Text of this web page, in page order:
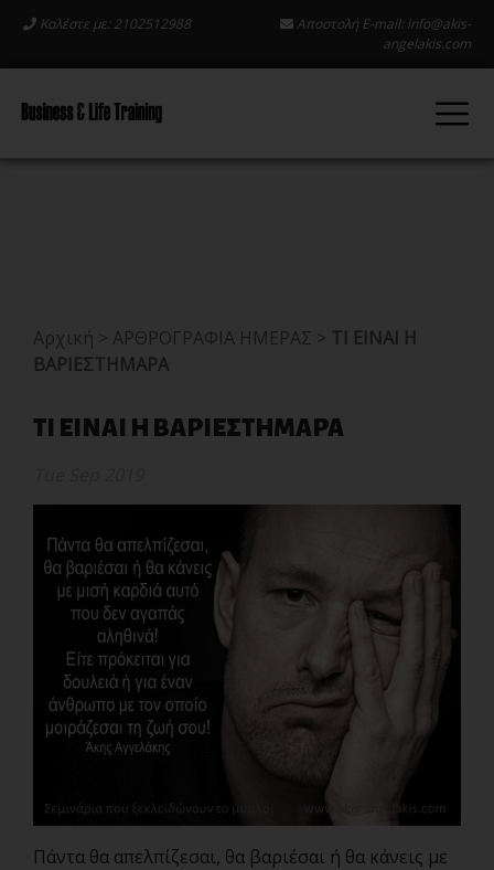
Καλέστε με: 2102512988 Αποστολή E-mail: info@akis-
angelakis.com
Αρχική > ΑΡΘΡΟΓΡΑΦΙΑ ΗΜΕΡΑΣ > ΤΙ ΕΙΝΑΙ Η
ΒΑΡΙΕΣΤΗΜΑΡΑ
ΤΙ ΕΙΝΑΙ Η ΒΑΡΙΕΣΤΗΜΑΡΑ
Πάντα θα απελπίζεσαι, θα βαριέσαι ή θα κάνεις με